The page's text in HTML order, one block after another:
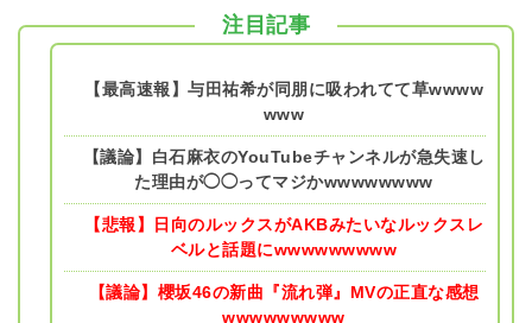
注目記事
【最高速報】与田祐希が同朋に吸われてて草wwww
www
【議論】白石麻衣のYouTubeチャンネルが急失速し
た理由が◯◯ってマジかwwwwwwww
【悲報】日向のルックスがAKBみたいなルックスレ
ベルと話題にwwwwwwwww
【議論】櫻坂46の新曲『流れ弾』MVの正直な感想
wwwwwwwww